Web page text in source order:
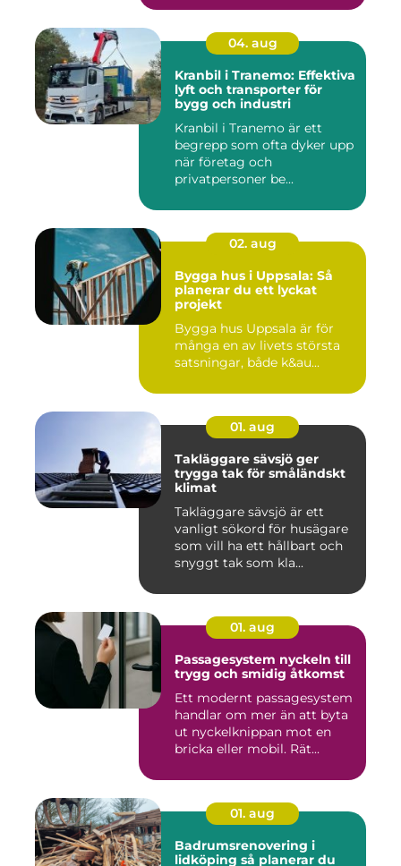
04. aug
Kranbil i Tranemo: Effektiva
lyft och transporter för
bygg och industri
Kranbil i Tranemo är ett
begrepp som ofta dyker upp
när företag och
privatpersoner be...
02. aug
Bygga hus i Uppsala: Så
planerar du ett lyckat
projekt
Bygga hus Uppsala är för
många en av livets största
satsningar, både k&au...
01. aug
Takläggare sävsjö ger
trygga tak för småländskt
klimat
Takläggare sävsjö är ett
vanligt sökord för husägare
som vill ha ett hållbart och
snyggt tak som kla...
01. aug
Passagesystem nyckeln till
trygg och smidig åtkomst
Ett modernt passagesystem
handlar om mer än att byta
ut nyckelknippan mot en
bricka eller mobil. Rät...
01. aug
Badrumsrenovering i
lidköping så planerar du